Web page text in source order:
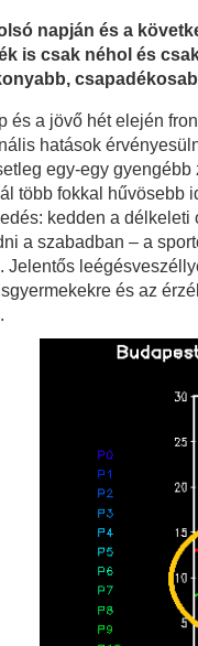
napján és a
is csak néhol és
és a jövő hét elején
hatások
egy-egy
több fokkal hűvösebb
kedden a délkeleti
a szabadban – a
Jelentős
és az